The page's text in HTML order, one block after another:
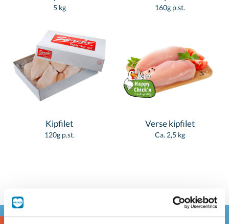
5 kg 160g p.st.
Kipfilet
120g p.st.
Verse kipfilet
Ca. 2,5 kg